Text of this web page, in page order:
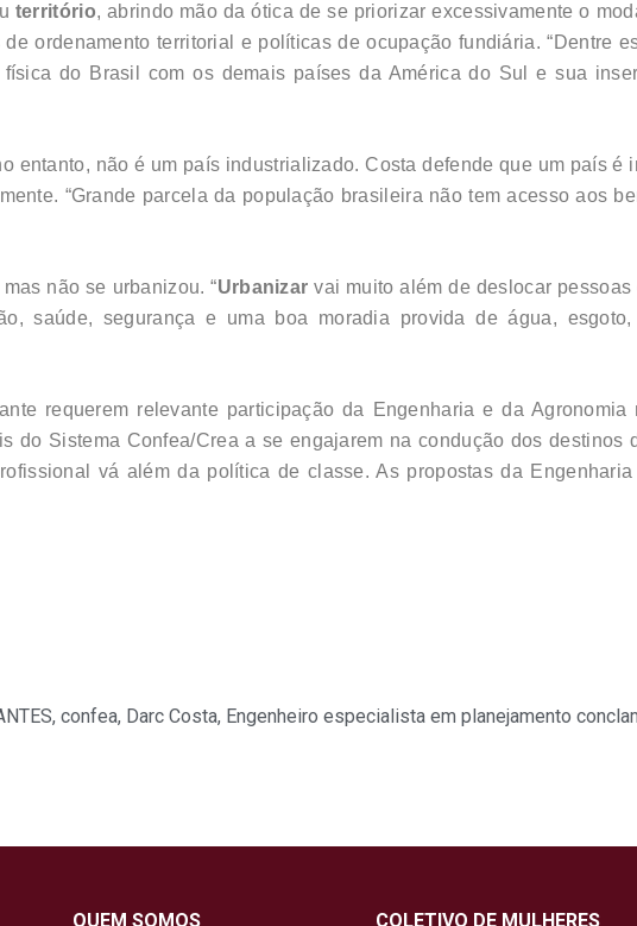
território, abrindo mão da ótica de se priorizar excessivamente o
ordenamento territorial e políticas de ocupação fundiária. “Dentre
do Brasil com os demais países da América do Sul e sua
entanto, não é um país industrializado. Costa defende que um país
“Grande parcela da população brasileira não tem acesso aos
não se urbanizou. “Urbanizar vai muito além de deslocar
saúde, segurança e uma boa moradia provida de água,
requerem relevante participação da Engenharia e da
do Sistema Confea/Crea a se engajarem na condução dos destinos
vá além da política de classe. As propostas da
, confea, Darc Costa, Engenheiro especialista em planejamento
QUEM SOMOS COLETIVO DE MULHERES